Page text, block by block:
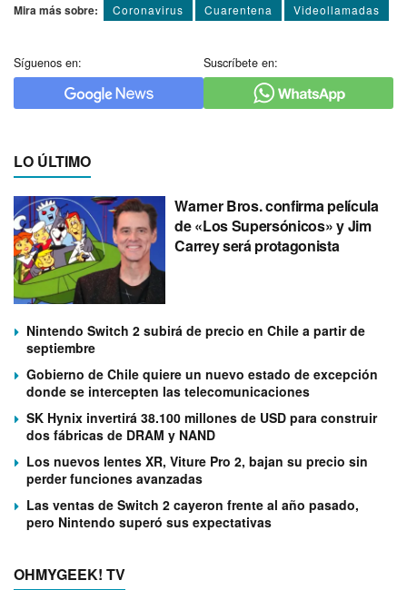
Mira más sobre: Coronavirus Cuarentena Videollamadas
Síguenos en: Suscríbete en:
LO ÚLTIMO
Warner Bros. confirma película
de «Los Supersónicos» y Jim
Carrey será protagonista
Nintendo Switch 2 subirá de precio en Chile a partir de
septiembre
Gobierno de Chile quiere un nuevo estado de excepción
donde se intercepten las telecomunicaciones
SK Hynix invertirá 38.100 millones de USD para construir
dos fábricas de DRAM y NAND
Los nuevos lentes XR, Viture Pro 2, bajan su precio sin
perder funciones avanzadas
Las ventas de Switch 2 cayeron frente al año pasado,
pero Nintendo superó sus expectativas
OHMYGEEK! TV